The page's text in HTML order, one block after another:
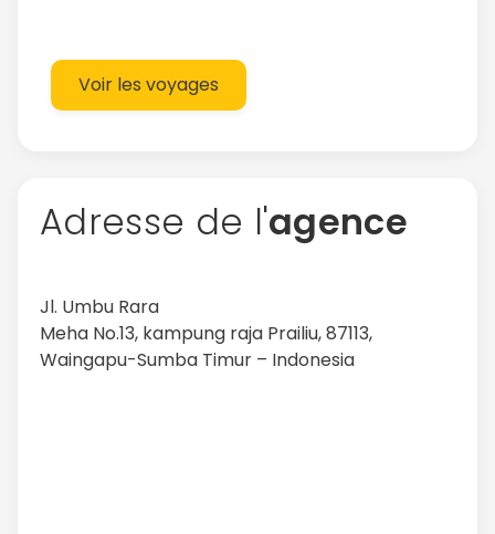
Voir les voyages
Adresse de l'agence
Jl. Umbu Rara
Meha No.13, kampung raja Prailiu, 87113,
Waingapu-Sumba Timur – Indonesia